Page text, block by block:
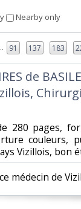
Nearby only
91 137 183
de
280 pages,
couleurs,
Vizillois, bon
médecin de